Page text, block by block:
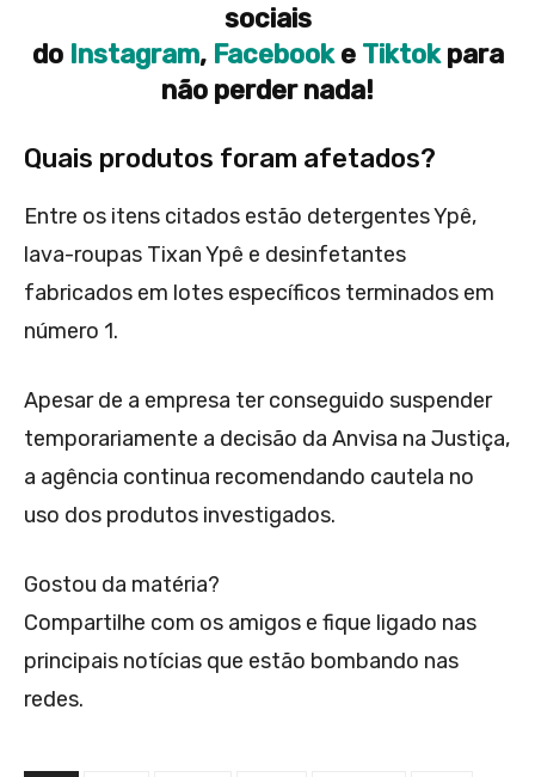
sociais
do Instagram, Facebooke Tiktokpara
não perder nada!
Quais produtos foram afetados?
Entre os itens citados estão detergentes Ypê,
lava-roupas Tixan Ypê e desinfetantes
fabricados em lotes específicos terminados em
número 1.
Apesar de a empresa ter conseguido suspender
temporariamente a decisão da Anvisa na Justiça,
a agência continua recomendando cautela no
uso dos produtos investigados.
Gostou da matéria?
Compartilhe com os amigos e fique ligado nas
principais notícias que estão bombando nas
redes.